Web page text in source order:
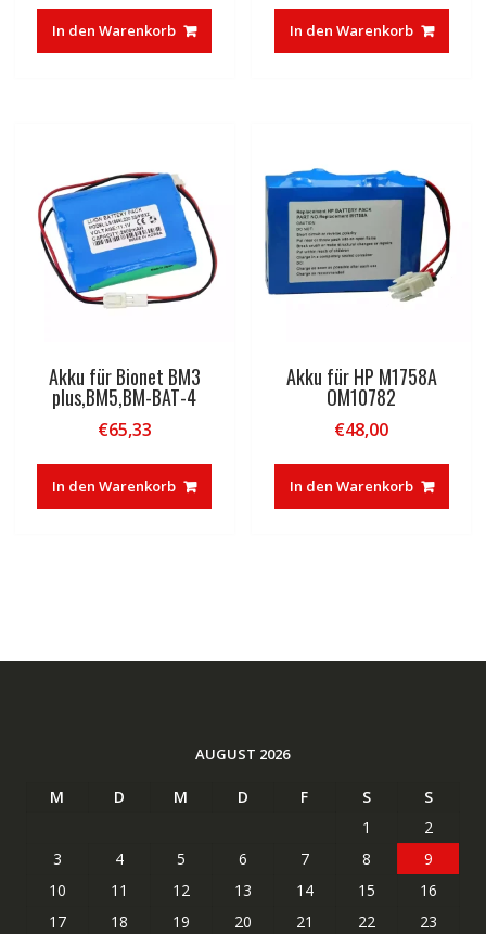
In den Warenkorb In den Warenkorb
Akku für Bionet BM3
plus,BM5,BM-BAT-4
€65,33
In den Warenkorb
Akku für HP M1758A
OM10782
€48,00
In den Warenkorb
AUGUST 2026
M D M D F S
S
1
2
3
4 5 6 7 8
9
10
11 12 13 14 15
16
17
18 19 20 21 22
23